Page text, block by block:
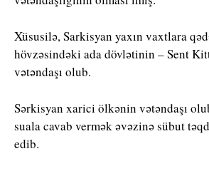
Xüsusilə, Sarkisyan yaxın vaxtlara
hövzəsindəki ada dövlətinin – Sent
vətəndaşı olub.
Sərkisyan xarici ölkənin vətəndaşı
suala cavab vermək əvəzinə sübut
edib.